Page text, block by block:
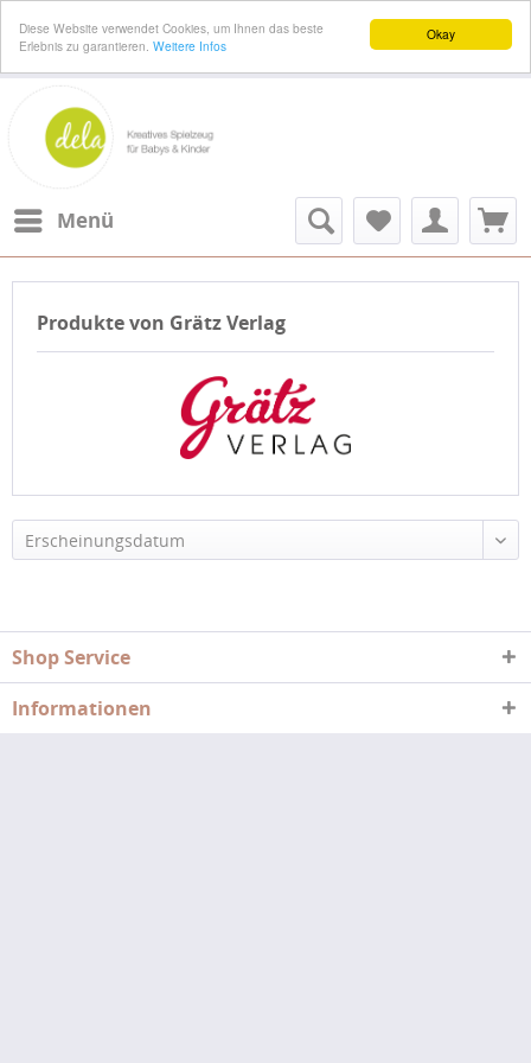
Okay
Diese Website verwendet Cookies, um Ihnen das beste
Erlebnis zu garantieren. Weitere Infos
Menü
Produkte von Grätz Verlag
Erscheinungsdatum
Shop Service
Informationen